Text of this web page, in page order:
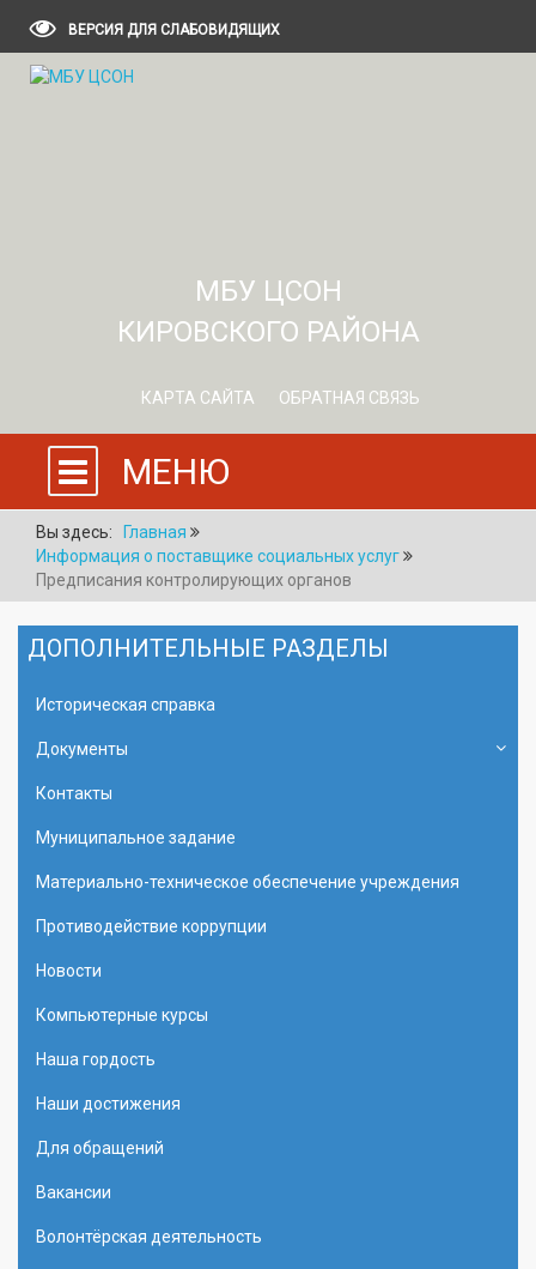
ВЕРСИЯ ДЛЯ СЛАБОВИДЯЩИХ
МБУ ЦСОН
КИРОВСКОГО РАЙОНА
КАРТА САЙТА ОБРАТНАЯ СВЯЗЬ
МЕНЮ
Вы здесь:
Главная
Информация о поставщике социальных услуг
Предписания контролирующих органов
ДОПОЛНИТЕЛЬНЫЕ РАЗДЕЛЫ
Историческая справка
Документы
Контакты
Муниципальное задание
Материально-техническое обеспечение учреждения
Противодействие коррупции
Новости
Компьютерные курсы
Наша гордость
Наши достижения
Для обращений
Вакансии
Волонтёрская деятельность